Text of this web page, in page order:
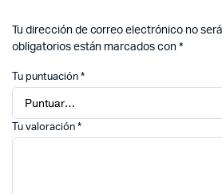
Tu dirección de correo electrónico no
obligatorios están marcados con*
Tu puntuación *
Tu valoración *